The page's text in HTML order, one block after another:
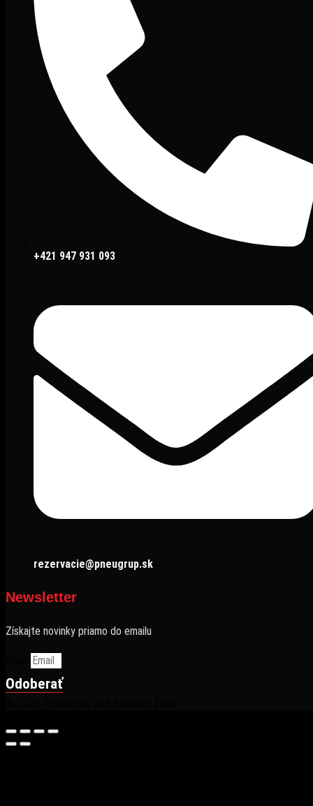
+421 947 931 093
rezervacie@pneugrup.sk
Newsletter
Získajte novinky priamo do emailu
Odoberať